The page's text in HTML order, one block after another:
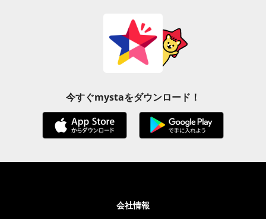
今すぐmystaをダウンロード！
会社情報